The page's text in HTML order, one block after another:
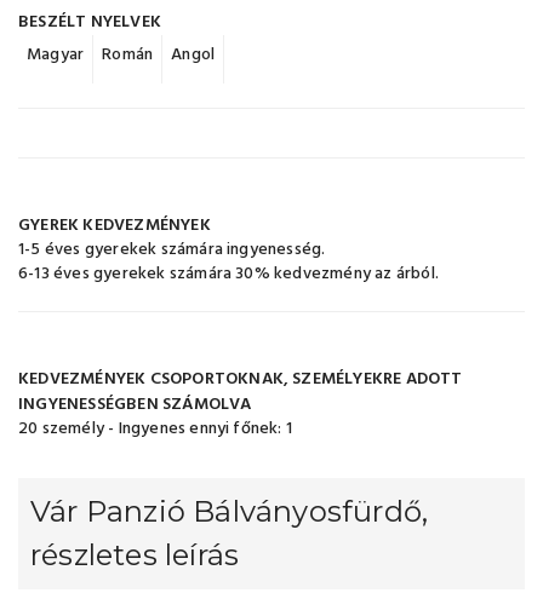
BESZÉLT NYELVEK
Magyar
Román Angol
GYEREK KEDVEZMÉNYEK
1-5 éves gyerekek számára ingyenesség.
6-13 éves gyerekek számára 30% kedvezmény az árból.
KEDVEZMÉNYEK CSOPORTOKNAK, SZEMÉLYEKRE ADOTT
INGYENESSÉGBEN SZÁMOLVA
20 személy - Ingyenes ennyi főnek: 1
Vár Panzió Bálványosfürdő,
részletes leírás